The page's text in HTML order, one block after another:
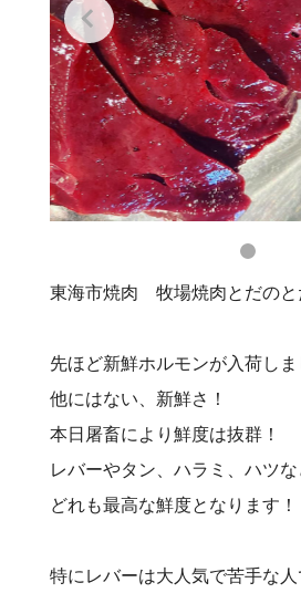
東海市焼肉 牧場焼肉とだのと
先ほど新鮮ホルモンが入荷しま
他にはない、新鮮さ！
本日屠畜により鮮度は抜群！
レバーやタン、ハラミ、ハツな
どれも最高な鮮度となります！
特にレバーは大人気で苦手な